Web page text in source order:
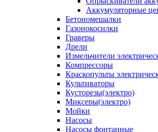
Аккумуляторные
Бетономешалки
Газонокосилки
Граверы
Дрели
Измельчители
Компрессоры
Краскопульты
Культиваторы
Кусторезы(электро)
Миксеры(электро)
Мойки
Насосы
Насосы фонтанные